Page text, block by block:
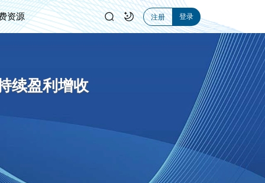
资源 注册 登录
续盈利增收